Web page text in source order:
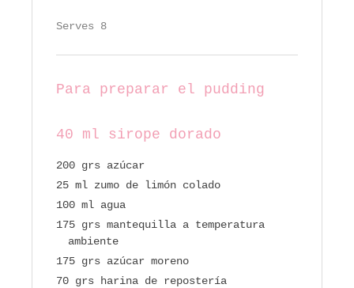
Serves 8
Para preparar el pudding
40 ml sirope dorado
200 grs azúcar
25 ml zumo de limón colado
100 ml agua
175 grs mantequilla a temperatura
ambiente
175 grs azúcar moreno
70 grs harina de repostería